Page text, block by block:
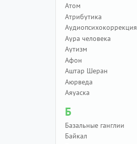
Атом
Атрибутика
Аудиопсихокоррекция
Аура человека
Аутизм
Афон
Аштар Шеран
Аюрведа
Аяуаска
Б
Базальные ганглии
Байкал